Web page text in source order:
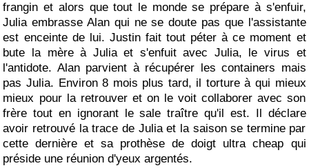
frangin et alors que tout le monde se prépare à s'enfuir,
Julia embrasse Alan qui ne se doute pas que l'assistante
est enceinte de lui. Justin fait tout péter à ce moment et
bute la mère à Julia et s'enfuit avec Julia, le virus et
l'antidote. Alan parvient à récupérer les containers mais
pas Julia. Environ 8 mois plus tard, il torture à qui mieux
mieux pour la retrouver et on le voit collaborer avec son
frère tout en ignorant le sale traître qu'il est. Il déclare
avoir retrouvé la trace de Julia et la saison se termine par
cette dernière et sa prothèse de doigt ultra cheap qui
préside une réunion d'yeux argentés.